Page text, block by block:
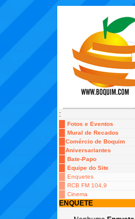
:
Fotos e Eventos
Mural de Recados
Comércio de Boquim
Aniversariantes
Bate-Papo
Equipe do Site
Enquetes
RCB FM 104,9
Cinema
ENQUETE